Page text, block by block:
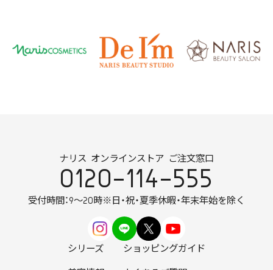
ナリス オンラインストア ご注文窓口
0120-114-555
受付時間：9～20時※日・祝・夏季休暇・年末年始を除く
シリーズ ショッピングガイド